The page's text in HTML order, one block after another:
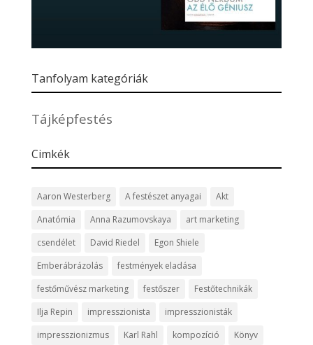
Tanfolyam kategóriák
Tájképfestés
Cimkék
Aaron Westerberg A festészet anyagai
Akt
Anatómia
Anna Razumovskaya
art marketing
csendélet
David Riedel
Egon Shiele
Emberábrázolás
festmények eladása
festőművész marketing
festőszer
Festőtechnikák
Ilja Repin
impresszionista
impresszionisták
impresszionizmus
Karl Rahl kompozíció
Könyv